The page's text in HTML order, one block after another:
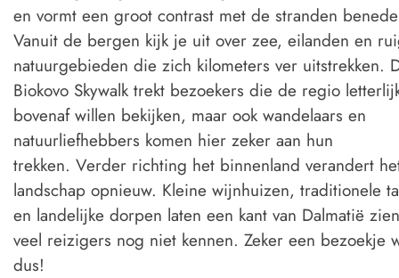
en vormt een groot contrast met de stranden
Vanuit de bergen kijk je uit over zee, eilanden en
natuurgebieden die zich kilometers ver uitstrekken.
Biokovo Skywalk trekt bezoekers die de regio
bovenaf willen bekijken, maar ook wandelaars en
natuurliefhebbers komen hier zeker aan hun
trekken. Verder richting het binnenland verandert
landschap opnieuw. Kleine wijnhuizen, traditionele
en landelijke dorpen laten een kant van Dalmatië
veel reizigers nog niet kennen. Zeker een bezoekje
dus!